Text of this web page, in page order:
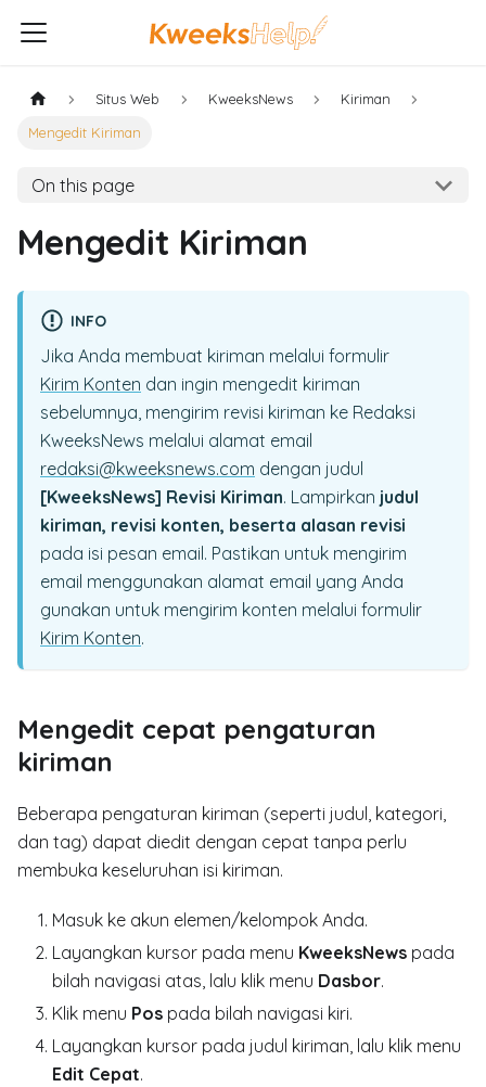
Situs Web KweeksNews
Kiriman
Mengedit Kiriman
On this page
Mengedit Kiriman
INFO
Jika Anda membuat kiriman melalui formulir
Kirim Konten dan ingin mengedit kiriman
sebelumnya, mengirim revisi kiriman ke Redaksi
KweeksNews melalui alamat email
redaksi@kweeksnews.com dengan judul
[KweeksNews] Revisi Kiriman. Lampirkan judul
kiriman, revisi konten, beserta alasan revisi
pada isi pesan email. Pastikan untuk mengirim
email menggunakan alamat email yang Anda
gunakan untuk mengirim konten melalui formulir
Kirim Konten.
Mengedit cepat pengaturan
kiriman
Beberapa pengaturan kiriman (seperti judul, kategori,
dan tag) dapat diedit dengan cepat tanpa perlu
membuka keseluruhan isi kiriman.
Masuk ke akun elemen/kelompok Anda.
Layangkan kursor pada menu KweeksNews pada
bilah navigasi atas, lalu klik menu Dasbor.
Klik menu Pos pada bilah navigasi kiri.
Layangkan kursor pada judul kiriman, lalu klik menu
Edit Cepat.